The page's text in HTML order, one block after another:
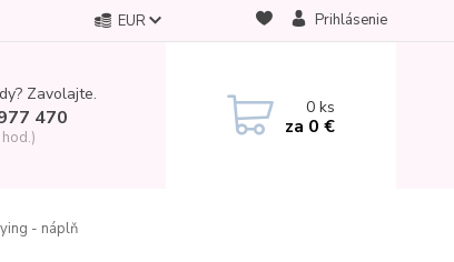
EUR Prihlásenie
Zavolajte.
470 0ks
za 0 €
- náplň